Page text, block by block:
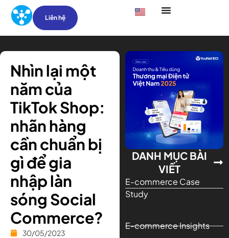
Liên hệ
Nhìn lại một
năm của
TikTok Shop:
nhãn hàng
cần chuẩn bị
gì để gia
nhập làn
sóng Social
Commerce?
30/05/2023
DANH MỤC BÀI
VIẾT
E-commerce Case
Study
E-commerce Insights